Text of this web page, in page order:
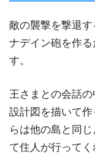
敵の襲撃を撃退
ナデイン砲を作
す。
王さまとの会話の
設計図を描いて
らは他の島と同
て住人が行って